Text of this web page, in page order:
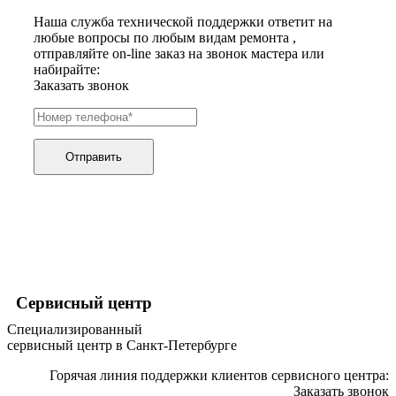
ибп
игровых приставок
игрушек
игрушек на радиоуправлении
imac
имитаторов верховой езды
инерционных массажеров
инфузионных насосов
ингаляторов
инкубаторов
интерактивных комплексов
интерфейсных модулей
инверторов
ионизаторов
ipad
Наша служба технической поддержки ответит на
любые вопросы по любым видам ремонта ,
отправляйте on-line заказ на звонок мастера или
набирайте:
Заказать звонок
Отправить
Сервисный центр
Специализированный
сервисный центр в Санкт-Петербурге
Горячая линия поддержки клиентов сервисного центра:
Заказать звонок